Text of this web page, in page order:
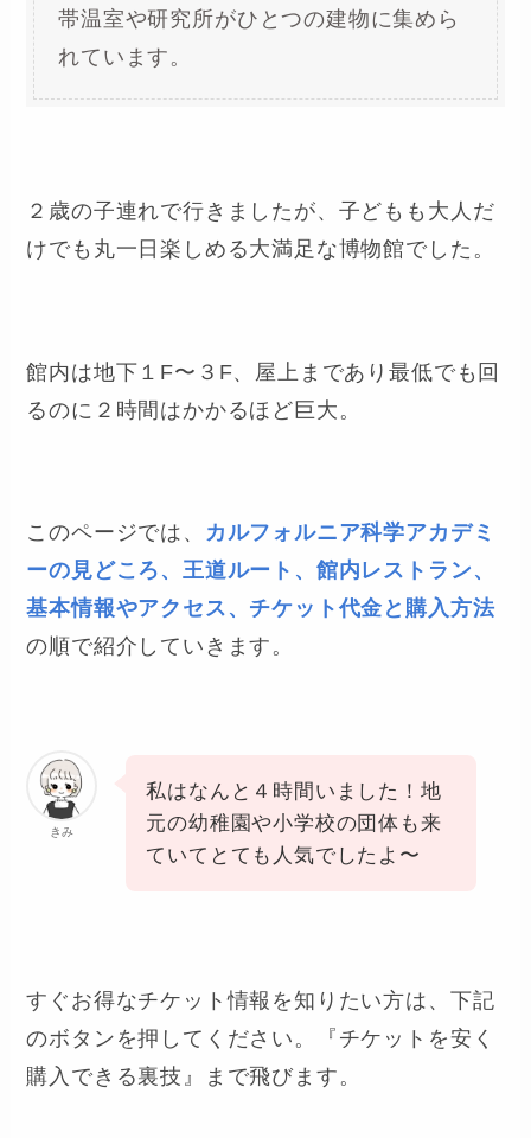
帯温室や研究所がひとつの建物に集めら
れています。
２歳の子連れで行きましたが、子どもも大人だ
けでも丸一日楽しめる大満足な博物館でした。
館内は地下１F〜３F、屋上まであり最低でも回
るのに２時間はかかるほど巨大。
このページでは、
カルフォルニア科学アカデミ
ーの見どころ、王道ルート、館内レストラン、
基本情報やアクセス、チケット代金と購入方法
の順で紹介していきます。
きみ
私はなんと４時間いました！地
元の幼稚園や小学校の団体も来
ていてとても人気でしたよ〜
すぐお得なチケット情報を知りたい方は、下記
のボタンを押してください。『チケットを安く
購入できる裏技』まで飛びます。